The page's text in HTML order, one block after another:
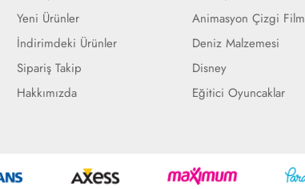
Yeni Ürünler
İndirimdeki Ürünler
Sipariş Takip
Hakkımızda
Animasyon Çizgi Film
Deniz Malzemesi
Disney
Eğitici Oyuncaklar